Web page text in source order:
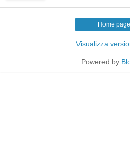
Home page
Visualizza
Powered by